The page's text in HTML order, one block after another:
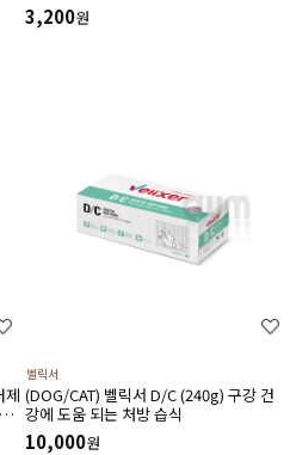
기력 회복식
3,200원
제
벨릭서
(DOG/CAT) 벨릭서 D/C (240g) 구강 건
강에 도움 되는 처방 습식
10,000원